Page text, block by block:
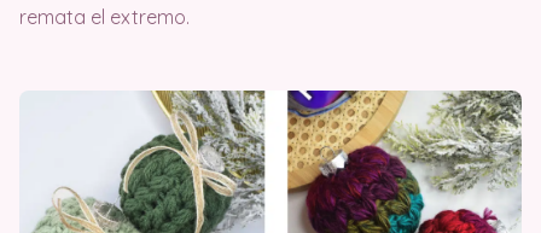
remata el extremo.